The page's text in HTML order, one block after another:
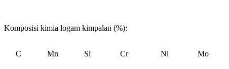
Komposisi kimia logam kimpalan (%):
C Mn Si Cr Ni Mo